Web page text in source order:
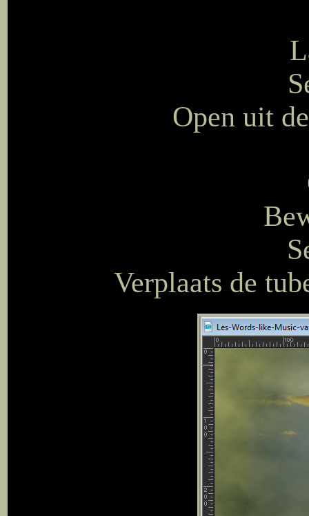
Open uit
Verplaats de